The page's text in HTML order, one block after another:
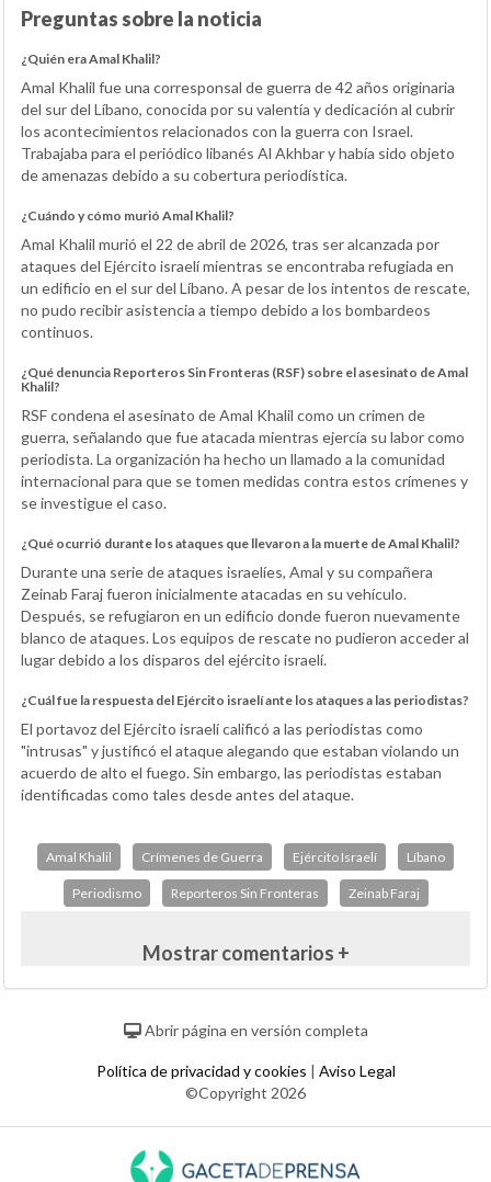
Preguntas sobre la noticia
¿Quién era Amal Khalil?
Amal Khalil fue una corresponsal de guerra de 42 años originaria
del sur del Líbano, conocida por su valentía y dedicación al cubrir
los acontecimientos relacionados con la guerra con Israel.
Trabajaba para el periódico libanés Al Akhbar y había sido objeto
de amenazas debido a su cobertura periodística.
¿Cuándo y cómo murió Amal Khalil?
Amal Khalil murió el 22 de abril de 2026, tras ser alcanzada por
ataques del Ejército israelí mientras se encontraba refugiada en
un edificio en el sur del Líbano. A pesar de los intentos de rescate,
no pudo recibir asistencia a tiempo debido a los bombardeos
continuos.
¿Qué denuncia Reporteros Sin Fronteras (RSF) sobre el asesinato de Amal
Khalil?
RSF condena el asesinato de Amal Khalil como un crimen de
guerra, señalando que fue atacada mientras ejercía su labor como
periodista. La organización ha hecho un llamado a la comunidad
internacional para que se tomen medidas contra estos crímenes y
se investigue el caso.
¿Qué ocurrió durante los ataques que llevaron a la muerte de Amal Khalil?
Durante una serie de ataques israelíes, Amal y su compañera
Zeinab Faraj fueron inicialmente atacadas en su vehículo.
Después, se refugiaron en un edificio donde fueron nuevamente
blanco de ataques. Los equipos de rescate no pudieron acceder al
lugar debido a los disparos del ejército israelí.
¿Cuál fue la respuesta del Ejército israelí ante los ataques a las periodistas?
El portavoz del Ejército israelí calificó a las periodistas como
"intrusas" y justificó el ataque alegando que estaban violando un
acuerdo de alto el fuego. Sin embargo, las periodistas estaban
identificadas como tales desde antes del ataque.
Amal Khalil Crímenes de Guerra Ejército Israelí Líbano
Periodismo Reporteros Sin Fronteras Zeinab Faraj
Mostrar comentarios +
Abrir página en versión completa
Política de privacidad y cookies | Aviso Legal
©Copyright 2026